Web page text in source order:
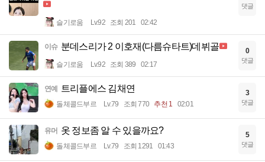
슬기로움 Lv.92 조회 201 02:42
댓글
이슈 분데스리가 2 이호재(다름슈타트)데뷔골
슬기로움 Lv.92 조회 389 02:17
0
댓글
연예 트리플에스 김채연
돌체콜드부르 Lv.79 조회 770 추천 1 02:01
3
댓글
유머 옷 정보좀 알 수 있을까요?
돌체콜드부르 Lv.79 조회 1291 01:43
5
댓글